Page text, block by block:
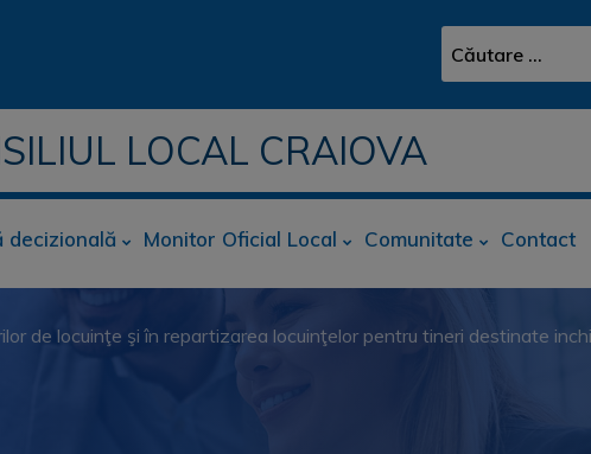
LOCAL CRAIOVA
decizională Monitor Oficial Local Comunitate Contact
de locuinţe şi în repartizarea locuinţelor pentru tineri destinate